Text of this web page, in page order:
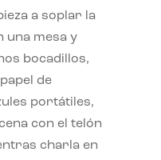
a soplar la
una mesa y
bocadillos,
de
portátiles,
con el telón
charla en